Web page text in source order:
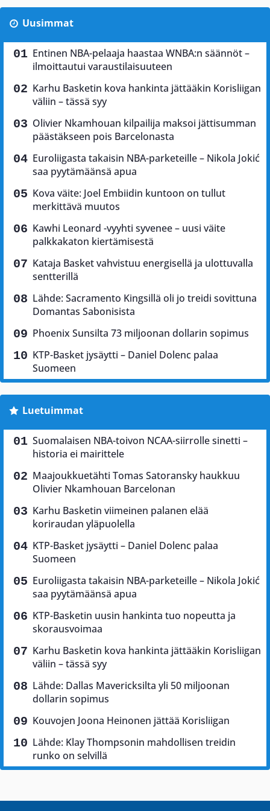
Uusimmat
Entinen NBA-pelaaja haastaa WNBA:n säännöt –
ilmoittautui varaustilaisuuteen
Karhu Basketin kova hankinta jättääkin Korisliigan
väliin – tässä syy
Olivier Nkamhouan kilpailija maksoi jättisumman
päästäkseen pois Barcelonasta
Euroliigasta takaisin NBA-parketeille – Nikola Jokić
saa pyytämäänsä apua
Kova väite: Joel Embiidin kuntoon on tullut
merkittävä muutos
Kawhi Leonard -vyyhti syvenee – uusi väite
palkkakaton kiertämisestä
Kataja Basket vahvistuu energisellä ja ulottuvalla
sentterillä
Lähde: Sacramento Kingsillä oli jo treidi sovittuna
Domantas Sabonisista
Phoenix Sunsilta 73 miljoonan dollarin sopimus
KTP-Basket jysäytti – Daniel Dolenc palaa
Suomeen
Luetuimmat
Suomalaisen NBA-toivon NCAA-siirrolle sinetti –
historia ei mairittele
Maajoukkuetähti Tomas Satoransky haukkuu
Olivier Nkamhouan Barcelonan
Karhu Basketin viimeinen palanen elää
koriraudan yläpuolella
KTP-Basket jysäytti – Daniel Dolenc palaa
Suomeen
Euroliigasta takaisin NBA-parketeille – Nikola Jokić
saa pyytämäänsä apua
KTP-Basketin uusin hankinta tuo nopeutta ja
skorausvoimaa
Karhu Basketin kova hankinta jättääkin Korisliigan
väliin – tässä syy
Lähde: Dallas Mavericksilta yli 50 miljoonan
dollarin sopimus
Kouvojen Joona Heinonen jättää Korisliigan
Lähde: Klay Thompsonin mahdollisen treidin
runko on selvillä